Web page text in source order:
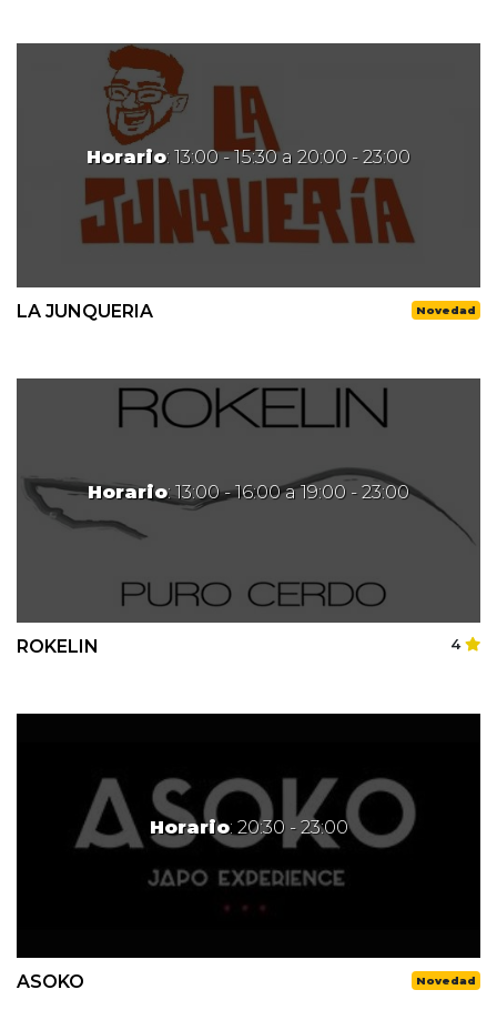
Horario: 13:00 - 15:30 a 20:00 - 23:00
LA JUNQUERIA Novedad
Horario: 13:00 - 16:00 a 19:00 - 23:00
ROKELIN 4
Horario: 20:30 - 23:00
ASOKO Novedad